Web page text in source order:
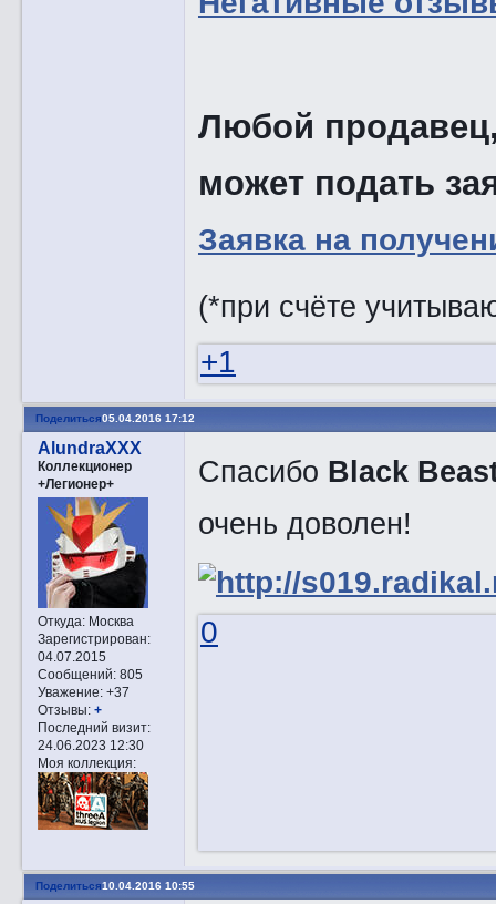
Любой
может подать
Заявка на
(*при счёте
+1
Поделиться05.04.2016 17:12
AlundraXXX
Коллекционер
+Легионер+
Откуда:Москва
Зарегистрирован:
04.07.2015
Сообщений:805
Уважение: +37
Отзывы: +
Последний визит:
24.06.2023 12:30
Моя коллекция:
Спасибо Black
очень доволен!
0
Поделиться10.04.2016 10:55